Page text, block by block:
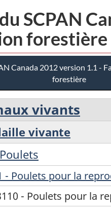
SCPAN
forestière
Canada 2012 version 1.1 -
forestière
vivants
vivante
- Poulets pour la
- Poulets pour la